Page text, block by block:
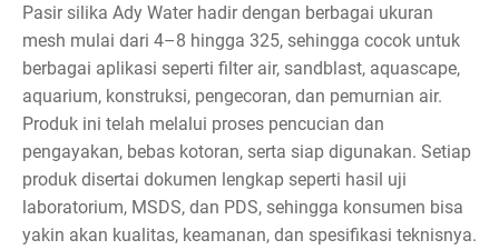
Pasir silika Ady Water hadir dengan berbagai ukuran
mesh mulai dari 4–8 hingga 325, sehingga cocok untuk
berbagai aplikasi seperti filter air, sandblast, aquascape,
aquarium, konstruksi, pengecoran, dan pemurnian air.
Produk ini telah melalui proses pencucian dan
pengayakan, bebas kotoran, serta siap digunakan. Setiap
produk disertai dokumen lengkap seperti hasil uji
laboratorium, MSDS, dan PDS, sehingga konsumen bisa
yakin akan kualitas, keamanan, dan spesifikasi teknisnya.